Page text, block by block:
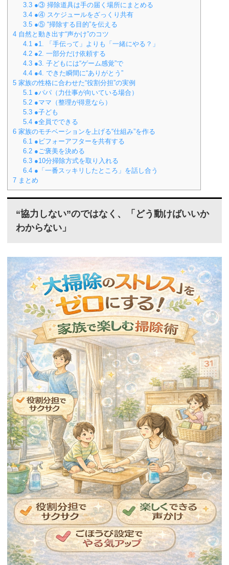
3.3 ●③ 掃除道具は手の届く場所にまとめる
3.4 ●④ スケジュールをざっくり共有
3.5 ●⑤ “掃除する目的”を伝える
4 自然と動き出す“声かけ”のコツ
4.1 ●1. 「手伝って」よりも「一緒にやる？」
4.2 ●2. 一部分だけ依頼する
4.3 ●3. 子どもには“ゲーム感覚”で
4.4 ●4. できた瞬間に“ありがとう”
5 家族の性格に合わせた“役割分担”の実例
5.1 ●パパ（力仕事が向いている場合）
5.2 ●ママ（整理が得意なら）
5.3 ●子ども
5.4 ●全員でできる
6 家族のモチベーションを上げる“仕組み”を作る
6.1 ●ビフォーアフターを共有する
6.2 ●ご褒美を決める
6.3 ●10分掃除方式を取り入れる
6.4 ●「一番スッキリしたところ」を話し合う
7 まとめ
“協力しない”のではなく、
「どう動けばいいか
わからない」